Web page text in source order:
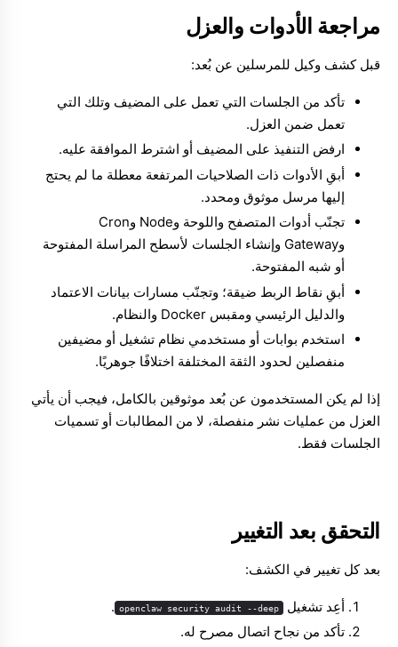
مراجعة الأدوات والعزل
قبل كشف وكيل للمرسلين عن بُعد:
تأكد من الجلسات التي تعمل على المضيف وتلك التي
تعمل ضمن العزل.
ارفض التنفيذ على المضيف أو اشترط الموافقة عليه.
أبقِ الأدوات ذات الصلاحيات المرتفعة معطلة ما لم يحتج
إليها مرسل موثوق ومحدد.
تجنّب أدوات المتصفح واللوحة وNode وCron
وGateway وإنشاء الجلسات لأسطح المراسلة المفتوحة
أو شبه المفتوحة.
أبقِ نقاط الربط ضيقة؛ وتجنّب مسارات بيانات الاعتماد
والدليل الرئيسي ومقبس Docker والنظام.
استخدم بوابات أو مستخدمي نظام تشغيل أو مضيفين
منفصلين لحدود الثقة المختلفة اختلافًا جوهريًا.
إذا لم يكن المستخدمون عن بُعد موثوقين بالكامل، فيجب أن يأتي
العزل من عمليات نشر منفصلة، لا من المطالبات أو تسميات
الجلسات فقط.
التحقق بعد التغيير
بعد كل تغيير في الكشف:
أعِد تشغيل openclaw security audit --deep
.
تأكد من نجاح اتصال مصرح له.